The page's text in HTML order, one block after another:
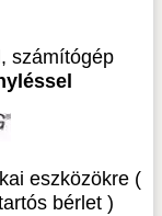
számítógép
eszközökre (
bérlet )